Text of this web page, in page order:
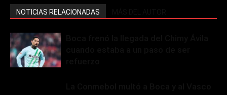
NOTICIAS RELACIONADAS